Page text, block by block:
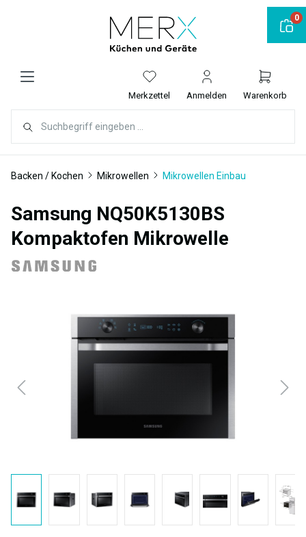
Merkzettel Anmelden Warenkorb
Backen / Kochen Mikrowellen Mikrowellen Einbau
Samsung NQ50K5130BS
Kompaktofen Mikrowelle
0